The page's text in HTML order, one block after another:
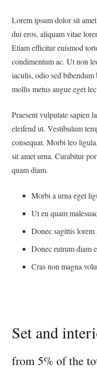
Lorem ipsum dolor sit
dui eros, aliquam vitae
Etiam efficitur euismod
condimentum ac. Ut non
iaculis, odio sed bibendum
mollis metus augue eget
Praesent vulputate sapien
eleifend ut. Vestibulum
consequat. Morbi leo
sit amet urna. Curabitur
quam diam.
Morbi a urna eget
Ut eu quam
Donec sagittis
Donec rutrum diam
Cras non magna
Set and
from 5% of the